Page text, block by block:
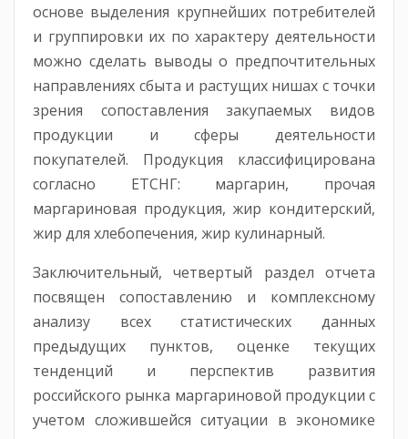
основе выделения крупнейших потребителей
и группировки их по характеру деятельности
можно сделать выводы о предпочтительных
направлениях сбыта и растущих нишах с точки
зрения сопоставления закупаемых видов
продукции и сферы деятельности
покупателей. Продукция классифицирована
согласно ЕТСНГ: маргарин, прочая
маргариновая продукция, жир кондитерский,
жир для хлебопечения, жир кулинарный.
Заключительный, четвертый раздел отчета
посвящен сопоставлению и комплексному
анализу всех статистических данных
предыдущих пунктов, оценке текущих
тенденций и перспектив развития
российского рынка маргариновой продукции с
учетом сложившейся ситуации в экономике